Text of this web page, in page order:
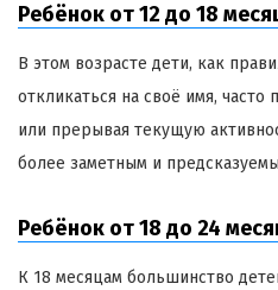
Ребёнок от 12 до 18
В этом возрасте дети, как
откликаться на своё имя,
или прерывая текущую
более заметным и
Ребёнок от 18 до 24
К 18 месяцам большинство